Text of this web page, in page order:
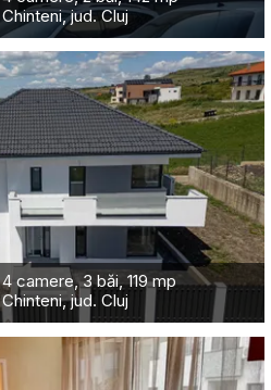
Chinteni, jud. Cluj
4 camere 3 băi 119 mp
Chinteni, jud. Cluj